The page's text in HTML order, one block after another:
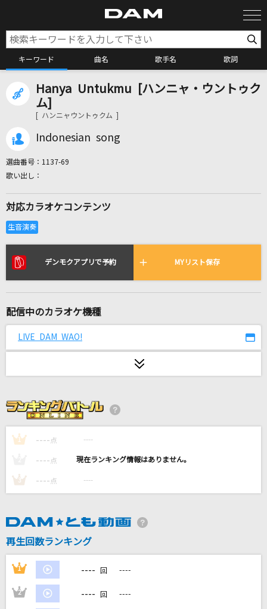
キーワード 曲名 歌手名 歌詞
カラオケ検索
リアルタイムで歌われている曲の一覧
[生音]ちりぬるを
メクルメ
初星学園
サカナクション
Calc.
ライラック
Mrs. GREEN APPLE
[生音]南部のふるさと
福田こうへい
Hanya Untukmu [ハンニャ・ウントゥク
ム]
[ ハンニャウントゥクム ]
Indonesian song
選曲番号： 1137-69
対応カラオケコンテンツ
デンモクアプリで予約 MYリスト保存
配信中のカラオケ機種
LIVE DAM WAO!
1 ---- 点 ----
---- 点 ----
3 ---- 点 ----
再生回数ランキング
1 ---- 回 ----
2 ---- 回 ----